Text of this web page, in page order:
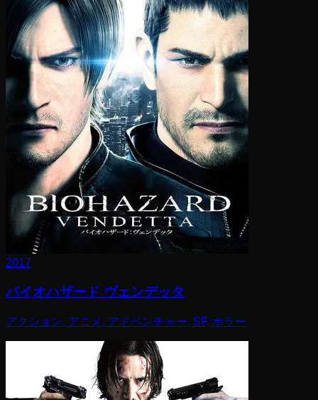
2017
バイオハザード ヴェンデッタ
アクション, アニメ, アドベンチャー, SF, ホラー